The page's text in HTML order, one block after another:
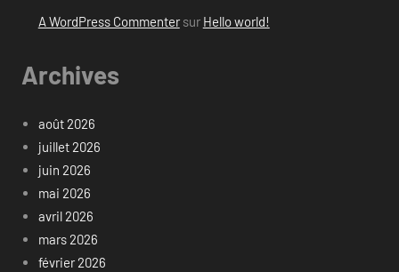
A WordPress Commentersur Hello world!
Archives
août 2026
juillet 2026
juin 2026
mai 2026
avril 2026
mars 2026
février 2026